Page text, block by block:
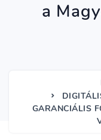
a
GARANCIÁLIS